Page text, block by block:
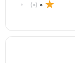
0
(0)